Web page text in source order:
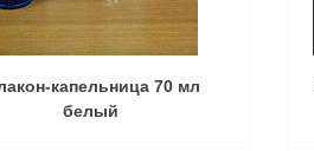
капельница 70 мл
белый